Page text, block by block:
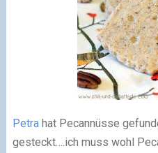
Petrahat Pecannüsse
gesteckt….ich muss wohl